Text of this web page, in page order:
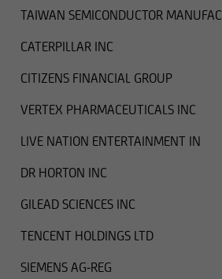
TAIWAN SEMICONDUCTOR MANUFAC
CATERPILLAR INC
CITIZENS FINANCIAL GROUP
VERTEX PHARMACEUTICALS INC
LIVE NATION ENTERTAINMENT IN
DR HORTON INC
GILEAD SCIENCES INC
TENCENT HOLDINGS LTD
SIEMENS AG-REG